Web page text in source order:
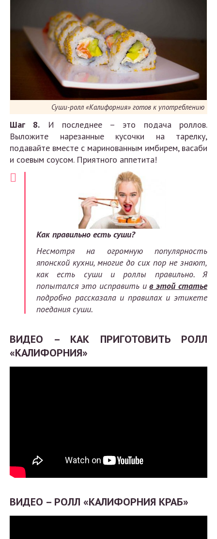
Суши-ролл «Калифорния» готов к употреблению
Шаг 8. И последнее – это подача роллов.
Выложите нарезанные кусочки на тарелку,
подавайте вместе с маринованным имбирем, васаби
и соевым соусом. Приятного аппетита!
Как правильно есть суши?
Несмотря на огромную популярность
японской кухни, многие до сих пор не знают,
как есть суши и роллы правильно. Я
попытался это исправить ив этой статье
подробно рассказала и правилах и этикете
поедания суши.
ВИДЕО – КАК ПРИГОТОВИТЬ РОЛЛ
«КАЛИФОРНИЯ»
ВИДЕО – РОЛЛ «КАЛИФОРНИЯ КРАБ»